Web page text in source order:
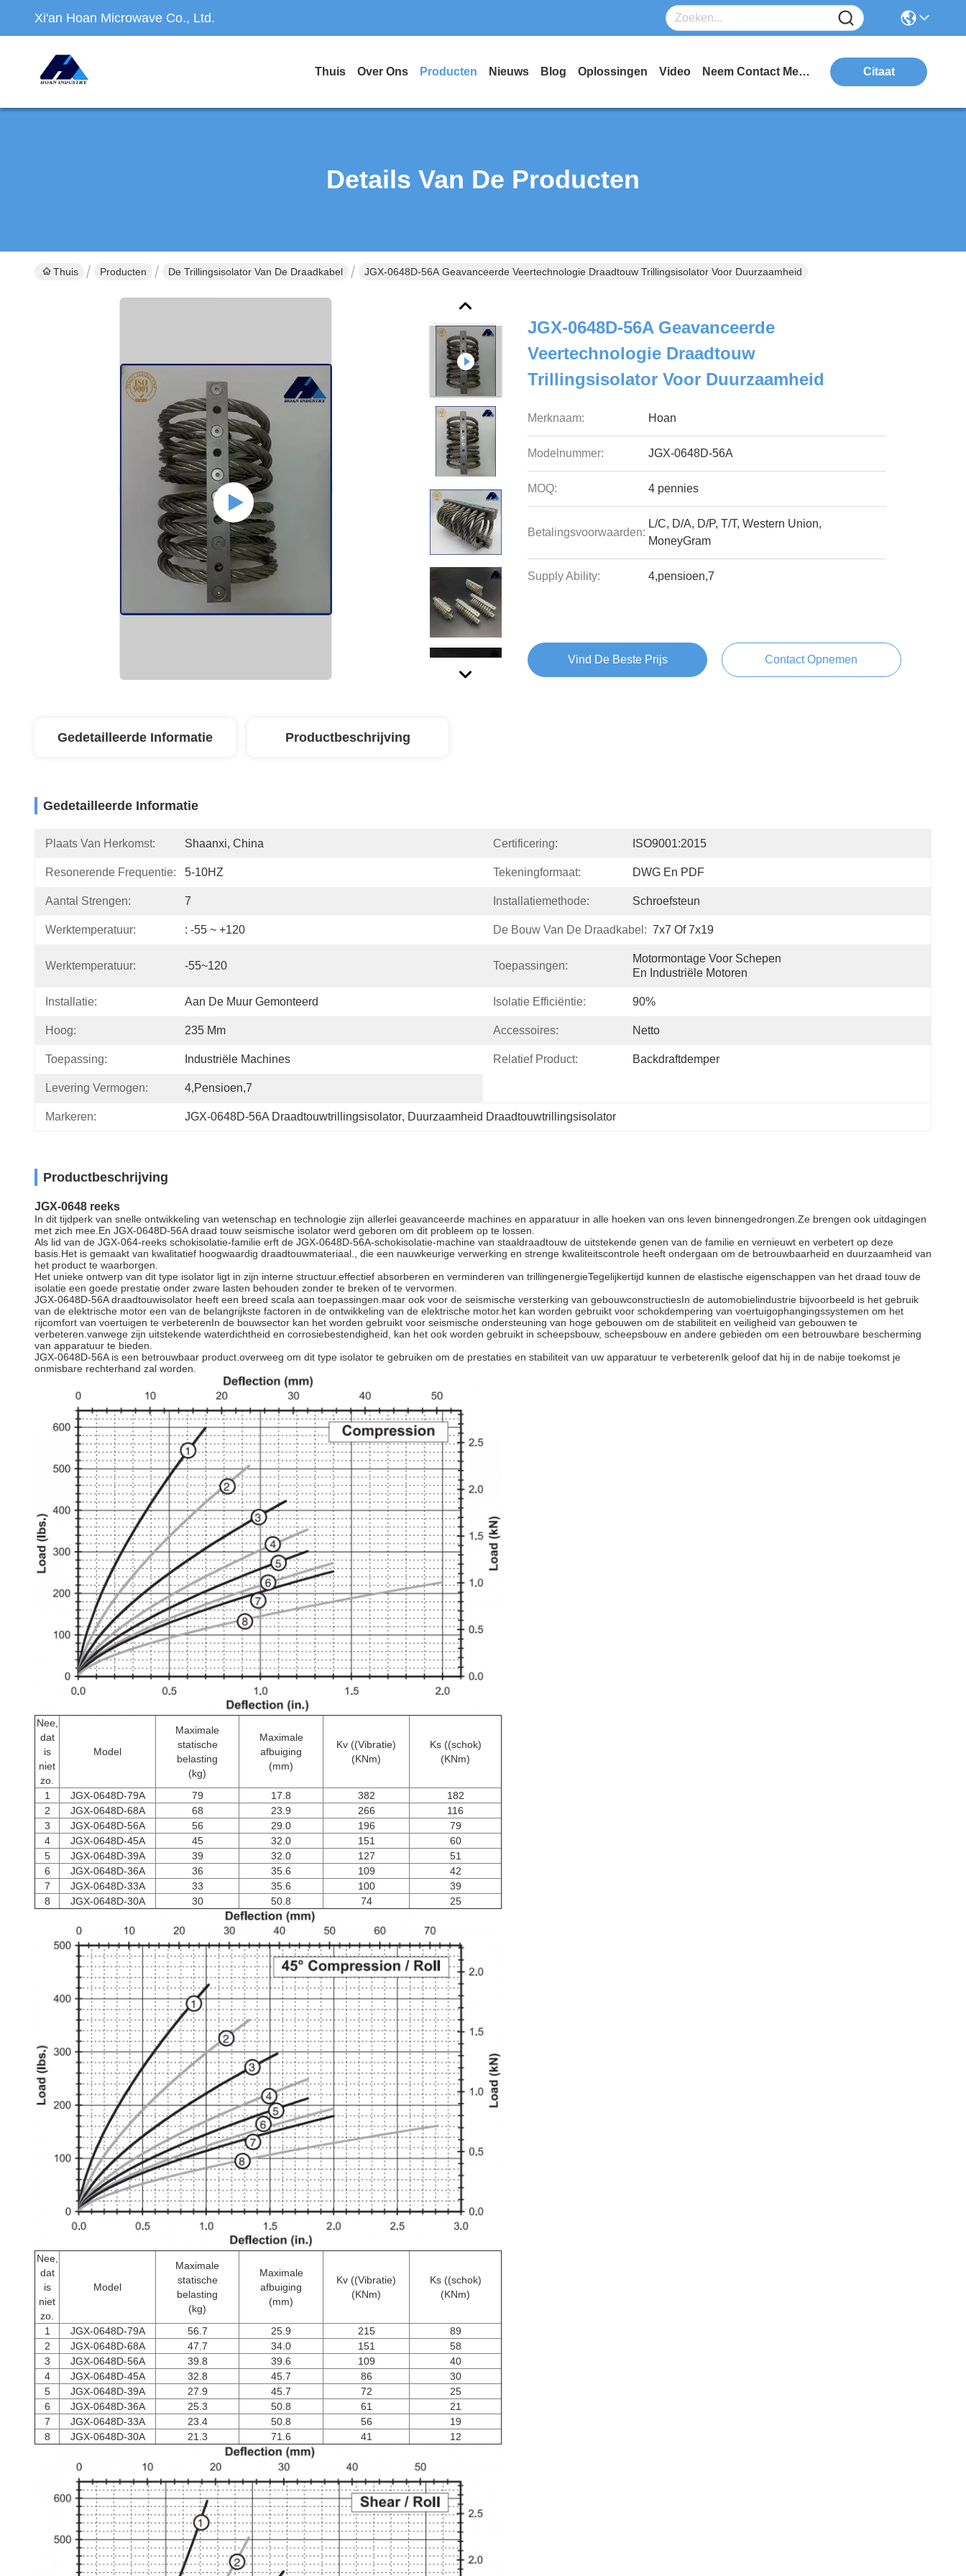
Xi'an Hoan Microwave Co., Ltd.
Thuis Over Ons Producten Nieuws Blog Oplossingen Video Neem Contact Met Ons Op Citaat
Details Van De Producten
Thuis Producten De Trillingsisolator Van De Draadkabel JGX-0648D-56A Geavanceerde Veertechnologie Draadtouw Trillingsisolator Voor Duurzaamheid
JGX-0648D-56A Geavanceerde
Veertechnologie Draadtouw
Trillingsisolator Voor Duurzaamheid
Merknaam: Hoan
Modelnummer: JGX-0648D-56A
MOQ: 4 pennies
Betalingsvoorwaarden:
L/C, D/A, D/P, T/T, Western Union,
MoneyGram
Supply Ability: 4,pensioen,7
Vind De Beste Prijs Contact Opnemen
Gedetailleerde Informatie Productbeschrijving
Gedetailleerde Informatie
Plaats Van Herkomst: Shaanxi, China Certificering: ISO9001:2015
Resonerende Frequentie: 5-10HZ Tekeningformaat: DWG En PDF
Aantal Strengen: 7 Installatiemethode: Schroefsteun
Werktemperatuur: : -55 ~ +120 De Bouw Van De Draadkabel: 7x7 Of 7x19
Werktemperatuur: -55~120 Toepassingen:
Motormontage Voor Schepen
En Industriële Motoren
Installatie: Aan De Muur Gemonteerd Isolatie Efficiëntie: 90%
Hoog: 235 Mm Accessoires: Netto
Toepassing: Industriële Machines Relatief Product: Backdraftdemper
Levering Vermogen: 4,pensioen,7
Markeren: JGX-0648D-56A Draadtouwtrillingsisolator, Duurzaamheid Draadtouwtrillingsisolator
Productbeschrijving
JGX-0648 reeks
In dit tijdperk van snelle ontwikkeling van wetenschap en technologie zijn allerlei geavanceerde machines en apparatuur in alle hoeken van ons leven binnengedrongen.Ze brengen ook uitdagingen
met zich mee.En JGX-0648D-56A draad touw seismische isolator werd geboren om dit probleem op te lossen.
Als lid van de JGX-064-reeks schokisolatie-familie erft de JGX-0648D-56A-schokisolatie-machine van staaldraadtouw de uitstekende genen van de familie en vernieuwt en verbetert op deze
basis.Het is gemaakt van kwalitatief hoogwaardig draadtouwmateriaal., die een nauwkeurige verwerking en strenge kwaliteitscontrole heeft ondergaan om de betrouwbaarheid en duurzaamheid van
het product te waarborgen.
Het unieke ontwerp van dit type isolator ligt in zijn interne structuur.effectief absorberen en verminderen van trillingenergieTegelijkertijd kunnen de elastische eigenschappen van het draad touw de
isolatie een goede prestatie onder zware lasten behouden zonder te breken of te vervormen.
JGX-0648D-56A draadtouwisolator heeft een breed scala aan toepassingen.maar ook voor de seismische versterking van gebouwconstructiesIn de automobielindustrie bijvoorbeeld is het gebruik
van de elektrische motor een van de belangrijkste factoren in de ontwikkeling van de elektrische motor.het kan worden gebruikt voor schokdempering van voertuigophangingssystemen om het
rijcomfort van voertuigen te verbeterenIn de bouwsector kan het worden gebruikt voor seismische ondersteuning van hoge gebouwen om de stabiliteit en veiligheid van gebouwen te
verbeteren.vanwege zijn uitstekende waterdichtheid en corrosiebestendigheid, kan het ook worden gebruikt in scheepsbouw, scheepsbouw en andere gebieden om een betrouwbare bescherming
van apparatuur te bieden.
JGX-0648D-56A is een betrouwbaar product.overweeg om dit type isolator te gebruiken om de prestaties en stabiliteit van uw apparatuur te verbeterenIk geloof dat hij in de nabije toekomst je
onmisbare rechterhand zal worden.
Nee,
dat
is
niet
zo.
Model
Maximale
statische
belasting
(kg)
Maximale
afbuiging
(mm)
Kv ((Vibratie)
(KNm)
Ks ((schok)
(KNm)
1 JGX-0648D-79A 79 17.8 382
182
2
JGX-0648D-68A 68 23.9 266
116
3
JGX-0648D-56A 56 29.0 196
79
4
JGX-0648D-45A 45 32.0 151
60
5
JGX-0648D-39A 39 32.0 127
51
6
JGX-0648D-36A 36 35.6 109
42
7
JGX-0648D-33A 33 35.6 100
39
8
JGX-0648D-30A 30 50.8 74 25
Nee,
dat
is
niet
zo.
Model
Maximale
statische
belasting
(kg)
Maximale
afbuiging
(mm)
Kv ((Vibratie)
(KNm)
Ks ((schok)
(KNm)
1 JGX-0648D-79A 56.7 25.9 215
89
2
JGX-0648D-68A 47.7 34.0 151
58
3
JGX-0648D-56A 39.8 39.6 109
40
4
JGX-0648D-45A 32.8 45.7 86
30
5
JGX-0648D-39A 27.9 45.7 72
25
6
JGX-0648D-36A 25.3 50.8 61
21
7
JGX-0648D-33A 23.4 50.8 56
19
8
JGX-0648D-30A 21.3 71.6 41 12